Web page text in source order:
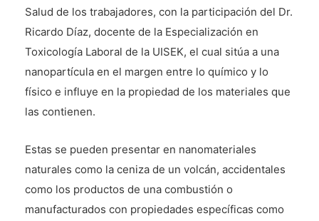
Salud de los trabajadores, con la participación del Dr.
Ricardo Díaz, docente de la Especialización en
Toxicología Laboral de la UISEK, el cual sitúa a una
nanopartícula en el margen entre lo químico y lo
físico e influye en la propiedad de los materiales que
las contienen.
Estas se pueden presentar en nanomateriales
naturales como la ceniza de un volcán, accidentales
como los productos de una combustión o
manufacturados con propiedades específicas como